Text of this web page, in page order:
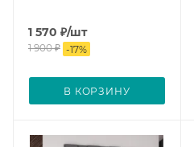
1 570 ₽/шт
1 900₽ -17%
В КОРЗИНУ